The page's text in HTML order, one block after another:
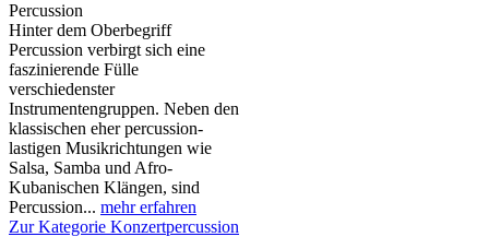
Percussion
Hinter dem Oberbegriff
Percussion verbirgt sich eine
faszinierende Fülle
verschiedenster
Instrumentengruppen. Neben den
klassischen eher percussion-
lastigen Musikrichtungen wie
Salsa, Samba und Afro-
Kubanischen Klängen, sind
Percussion... mehr erfahren
Zur Kategorie Konzertpercussion